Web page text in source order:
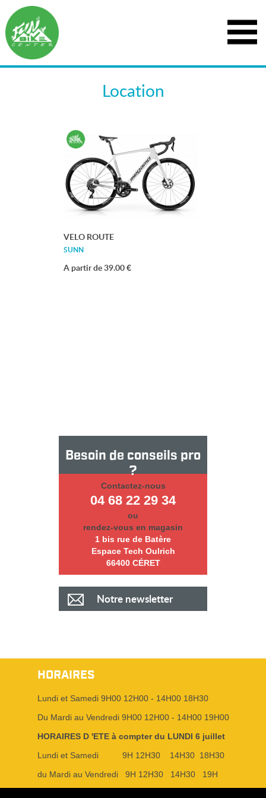
Location
VELO ROUTE
SUNN
A partir de 39.00 €
Besoin de conseils pro
?
Contactez-nous
04 68 22 29 34
ou
rendez-vous en magasin
1 bis rue de Batère
Espace Tech Oulrich
66400 CÉRET
Notre newsletter
HORAIRES
Lundi et Samedi 9H00 12H00 - 14H00 18H30
Du Mardi au Vendredi 9H00 12H00 - 14H00 19H00
HORAIRES D 'ETE à compter du LUNDI 6 juillet
Lundi et Samedi 9H 12H30 14H30 18H30
du Mardi au Vendredi 9H 12H30 14H30 19H